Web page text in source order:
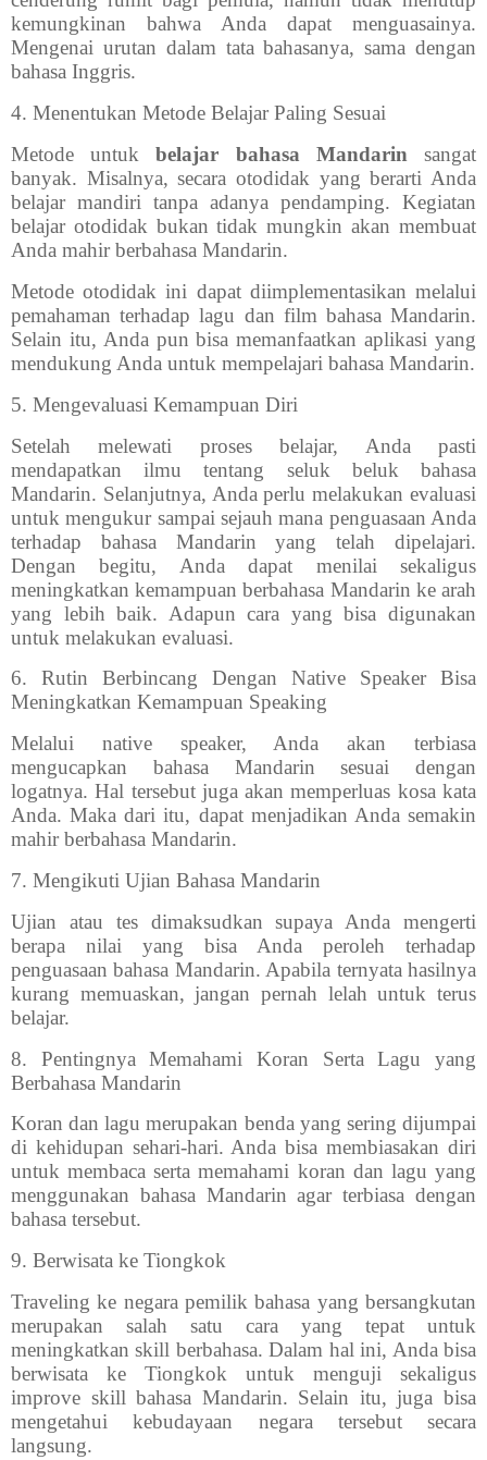
kemungkinan bahwa Anda dapat menguasainya.
Mengenai urutan dalam tata bahasanya, sama dengan
bahasa Inggris.
4. Menentukan Metode Belajar Paling Sesuai
Metode untukbelajar bahasa Mandarin sangat
banyak. Misalnya, secara otodidak yang berarti Anda
belajar mandiri tanpa adanya pendamping. Kegiatan
belajar otodidak bukan tidak mungkin akan membuat
Anda mahir berbahasa Mandarin.
Metode otodidak ini dapat diimplementasikan melalui
pemahaman terhadap lagu dan film bahasa Mandarin.
Selain itu, Anda pun bisa memanfaatkan aplikasi yang
mendukung Anda untuk mempelajari bahasa Mandarin.
5. Mengevaluasi Kemampuan Diri
Setelah melewati proses belajar, Anda pasti
mendapatkan ilmu tentang seluk beluk bahasa
Mandarin. Selanjutnya, Anda perlu melakukan evaluasi
untuk mengukur sampai sejauh mana penguasaan Anda
terhadap bahasa Mandarin yang telah dipelajari.
Dengan begitu, Anda dapat menilai sekaligus
meningkatkan kemampuan berbahasa Mandarin ke arah
yang lebih baik. Adapun cara yang bisa digunakan
untuk melakukan evaluasi.
6. Rutin Berbincang Dengan Native Speaker Bisa
Meningkatkan Kemampuan Speaking
Melalui native speaker, Anda akan terbiasa
mengucapkan bahasa Mandarin sesuai dengan
logatnya. Hal tersebut juga akan memperluas kosa kata
Anda. Maka dari itu, dapat menjadikan Anda semakin
mahir berbahasa Mandarin.
7. Mengikuti Ujian Bahasa Mandarin
Ujian atau tes dimaksudkan supaya Anda mengerti
berapa nilai yang bisa Anda peroleh terhadap
penguasaan bahasa Mandarin. Apabila ternyata hasilnya
kurang memuaskan, jangan pernah lelah untuk terus
belajar.
8. Pentingnya Memahami Koran Serta Lagu yang
Berbahasa Mandarin
Koran dan lagu merupakan benda yang sering dijumpai
di kehidupan sehari-hari. Anda bisa membiasakan diri
untuk membaca serta memahami koran dan lagu yang
menggunakan bahasa Mandarin agar terbiasa dengan
bahasa tersebut.
9. Berwisata ke Tiongkok
Traveling ke negara pemilik bahasa yang bersangkutan
merupakan salah satu cara yang tepat untuk
meningkatkan skill berbahasa. Dalam hal ini, Anda bisa
berwisata ke Tiongkok untuk menguji sekaligus
improve skill bahasa Mandarin. Selain itu, juga bisa
mengetahui kebudayaan negara tersebut secara
langsung.